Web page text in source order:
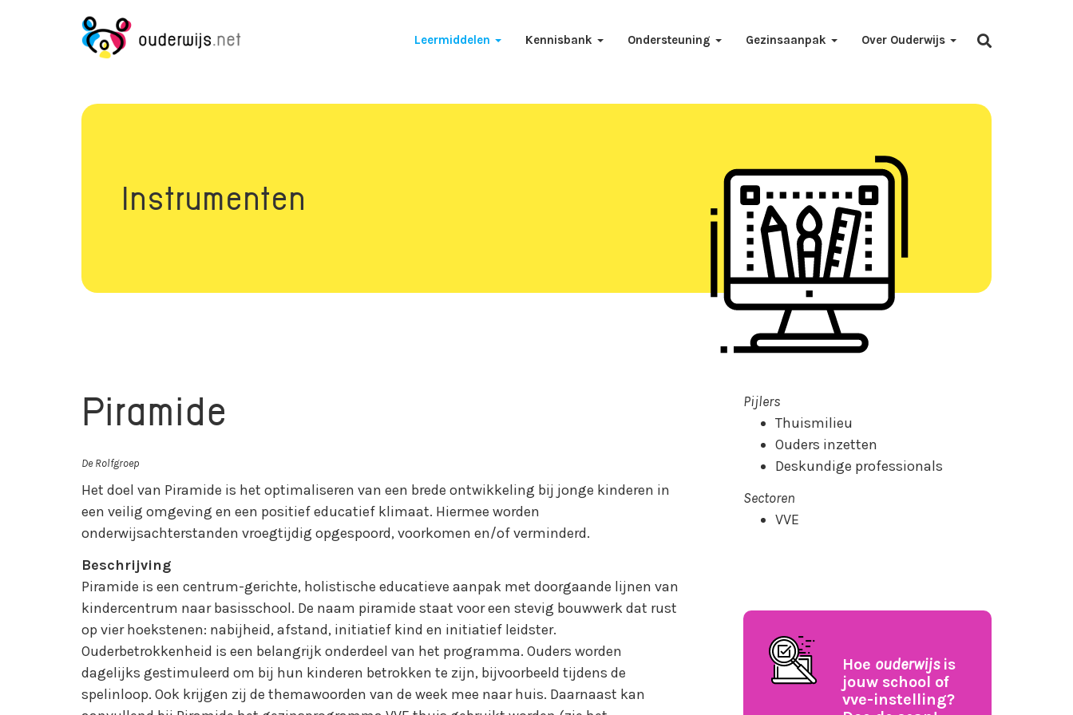
Leermiddelen Kennisbank Ondersteuning Gezinsaanpak Over Ouderwijs
Instrumenten
Piramide
De Rolfgroep
Het doel van Piramide is het optimaliseren van een brede ontwikkeling bij jonge kinderen in
een veilig omgeving en een positief educatief klimaat. Hiermee worden
onderwijsachterstanden vroegtijdig opgespoord, voorkomen en/of verminderd.
Beschrijving
Piramide is een centrum-gerichte, holistische educatieve aanpak met doorgaande lijnen van
kindercentrum naar basisschool. De naam piramide staat voor een stevig bouwwerk dat rust
op vier hoekstenen: nabijheid, afstand, initiatief kind en initiatief leidster.
Ouderbetrokkenheid is een belangrijk onderdeel van het programma. Ouders worden
dagelijks gestimuleerd om bij hun kinderen betrokken te zijn, bijvoorbeeld tijdens de
spelinloop. Ook krijgen zij de themawoorden van de week mee naar huis. Daarnaast kan
Pijlers
Thuismilieu
Ouders inzetten
Deskundige professionals
Sectoren
VVE
Hoe ouderwijs is
jouw school of
vve-instelling?